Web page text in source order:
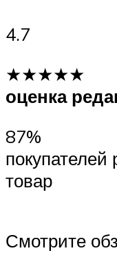
4.7
★★★★★
оценка
87%
покупателей
товар
Смотрите